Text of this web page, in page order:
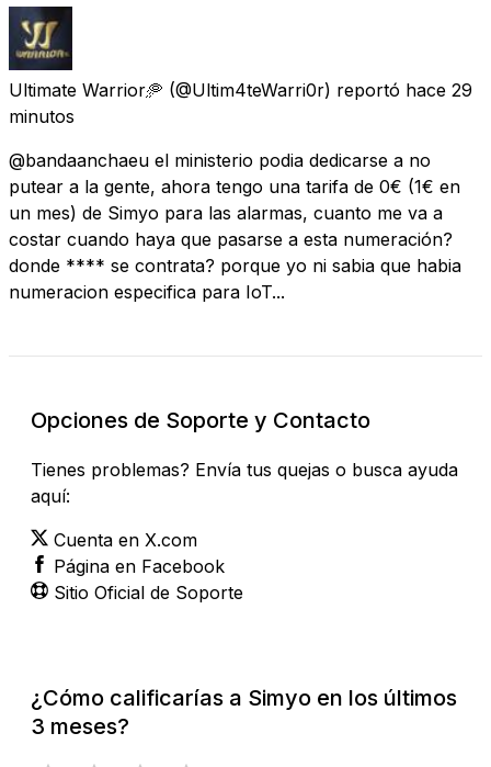
Ultimate Warrior🥏 (@Ultim4teWarri0r) reportó hace 29
minutos
@bandaanchaeu el ministerio podia dedicarse a no
putear a la gente, ahora tengo una tarifa de 0€ (1€ en
un mes) de Simyo para las alarmas, cuanto me va a
costar cuando haya que pasarse a esta numeración?
donde **** se contrata? porque yo ni sabia que habia
numeracion especifica para IoT...
Opciones de Soporte y Contacto
Tienes problemas? Envía tus quejas o busca ayuda
aquí:
Cuenta en X.com
Página en Facebook
Sitio Oficial de Soporte
¿Cómo calificarías a Simyo en los últimos
3 meses?